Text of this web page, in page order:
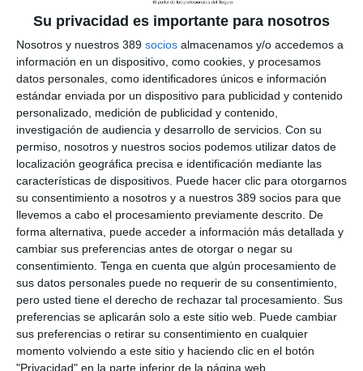
Su privacidad es importante para nosotros
Nosotros y nuestros 389 socios almacenamos y/o accedemos a
información en un dispositivo, como cookies, y procesamos
datos personales, como identificadores únicos e información
estándar enviada por un dispositivo para publicidad y contenido
personalizado, medición de publicidad y contenido,
investigación de audiencia y desarrollo de servicios. Con su
permiso, nosotros y nuestros socios podemos utilizar datos de
localización geográfica precisa e identificación mediante las
características de dispositivos. Puede hacer clic para otorgarnos
su consentimiento a nosotros y a nuestros 389 socios para que
llevemos a cabo el procesamiento previamente descrito. De
forma alternativa, puede acceder a información más detallada y
cambiar sus preferencias antes de otorgar o negar su
consentimiento. Tenga en cuenta que algún procesamiento de
sus datos personales puede no requerir de su consentimiento,
pero usted tiene el derecho de rechazar tal procesamiento. Sus
preferencias se aplicarán solo a este sitio web. Puede cambiar
sus preferencias o retirar su consentimiento en cualquier
momento volviendo a este sitio y haciendo clic en el botón
"Privacidad" en la parte inferior de la página web.
liderazgo en el mercado de la región.
Adolfo Escribano y Constantino Fresno, destacando su
impecable labor de acompañamiento, colaboración técnica y
estrecha vinculación con los profesionales colegiados.
ElPremio Dulcinea 2026a la periodistaElena Benito
reconociendo así, con este galardón, la labor de los periodistas
del sector.
ElPremio la Bacía 2026ha sido paraDámaso González, que
recogió Feli Tarruella como un reconocimiento especial del
Colegio a su destacada labor y su compromiso con la sociedad
y los valores de la provincia.
La presidenta del Colegio,
destacado en su discurso la resiliencia del sector y la
importancia de mantener estas tradiciones vivas: "La
celebración de nuestra Patrona es el momento idóneo para
mirar al futuro con optimismo y, sobre todo, para agradecer.
Los premiados de este año reflejan a la perfección el espíritu
de excelencia y compromiso que buscamos en nuestra
profesión. Contar con el apoyo de entidades como Allianz y la
valía humana y técnica de profesionales como Adolfo,